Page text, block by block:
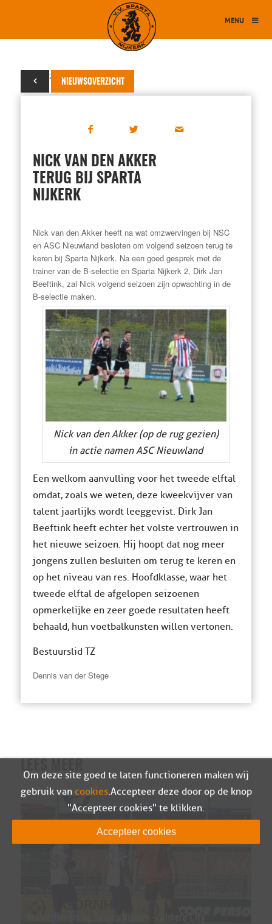
MENU
NIEUWSOVERZICHT
27 mei 2016
NICK VAN DEN AKKER
TERUG BIJ SPARTA
NIJKERK
Nick van den Akker heeft na wat omzwervingen bij NSC
en ASC Nieuwland besloten om volgend seizoen terug te
keren bij Sparta Nijkerk. Na een goed gesprek met de
trainer van de B-selectie en Sparta Nijkerk 2, Dirk Jan
Beeftink, zal Nick volgend seizoen zijn opwachting in de
B-selectie maken.
Nick van den Akker (op de rug gezien)
in actie namen ASC Nieuwland
Een welkom aanvulling voor het tweede elftal
omdat, zoals we weten, deze kweekvijver van
talent jaarlijks wordt leeggevist. Dirk Jan
Beeftink heeft echter het volste vertrouwen in
het nieuwe seizoen. Hij hoopt dat nog meer
jongens zullen besluiten om terug te keren en
op het niveau van res. Hoofdklasse, waar het
tweede elftal de afgelopen seizoenen
opmerkelijke en zeer goede resultaten heeft
behaald, hun voetbalkunsten willen vertonen.
Bestuurslid TZ
Dennis van der Stege
Om deze site goed te laten functioneren maken wij
gebruik van cookies. Accepteer deze door op de knop
"Accepteer cookies" te klikken.
Accepteer cookies